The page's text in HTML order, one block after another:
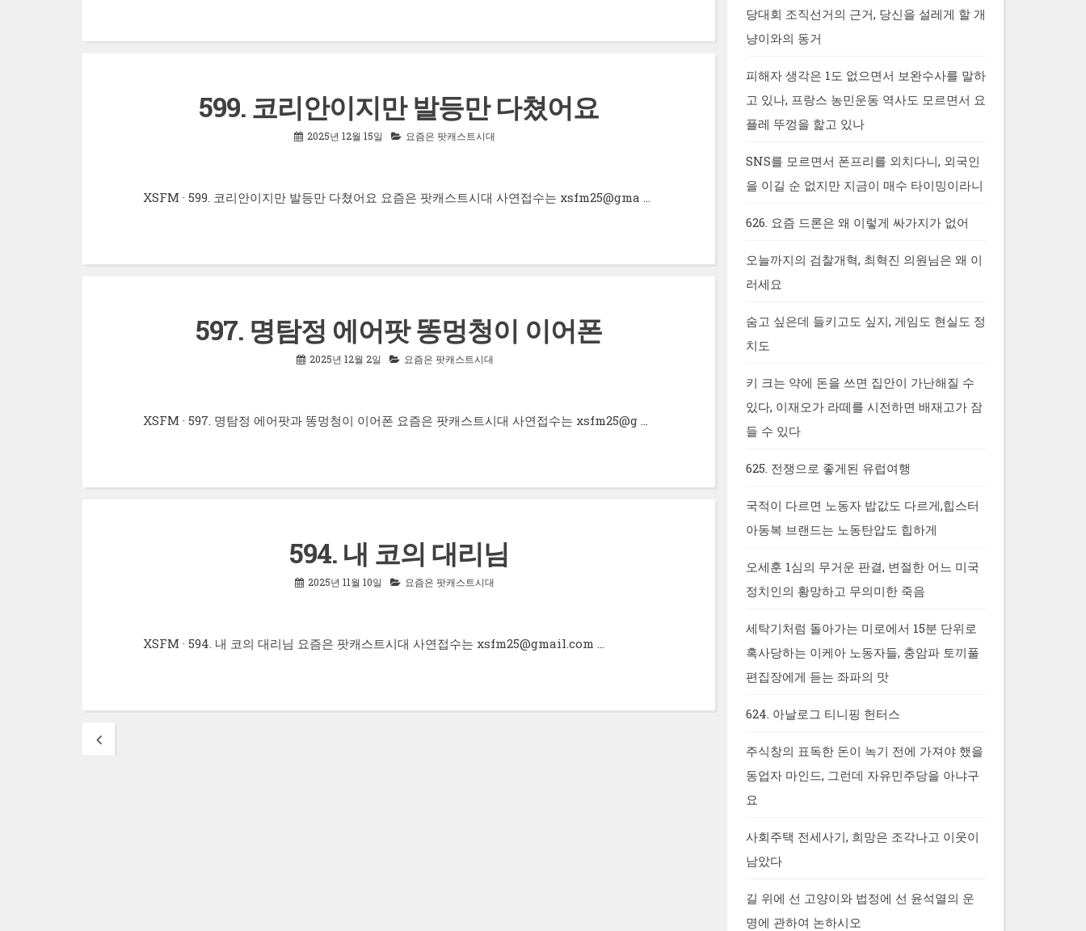
599. 코리안이지만 발등만 다쳤어요
2025년 12월 15일 요즘은 팟캐스트시대
XSFM · 599. 코리안이지만 발등만 다쳤어요 요즘은 팟캐스트시대 사연접수는 xsfm25@gma …
597. 명탐정 에어팟 똥멍청이 이어폰
2025년 12월 2일 요즘은 팟캐스트시대
XSFM · 597. 명탐정 에어팟과 똥멍청이 이어폰 요즘은 팟캐스트시대 사연접수는 xsfm25@g …
594. 내 코의 대리님
2025년 11월 10일 요즘은 팟캐스트시대
XSFM · 594. 내 코의 대리님 요즘은 팟캐스트시대 사연접수는 xsfm25@gmail.com …
Posts
당대회 조직선거의 근거, 당신을 설레게 할 개
냥이와의 동거
피해자 생각은 1도 없으면서 보완수사를 말하
고 있나, 프랑스 농민운동 역사도 모르면서 요
플레 뚜껑을 핥고 있나
SNS를 모르면서 폰프리를 외치다니, 외국인
을 이길 순 없지만 지금이 매수 타이밍이라니
626. 요즘 드론은 왜 이렇게 싸가지가 없어
오늘까지의 검찰개혁, 최혁진 의원님은 왜 이
러세요
숨고 싶은데 들키고도 싶지, 게임도 현실도 정
치도
키 크는 약에 돈을 쓰면 집안이 가난해질 수
있다, 이재오가 라떼를 시전하면 배재고가 잠
들 수 있다
625. 전쟁으로 좋게된 유럽여행
국적이 다르면 노동자 밥값도 다르게,힙스터
아동복 브랜드는 노동탄압도 힙하게
오세훈 1심의 무거운 판결, 변절한 어느 미국
정치인의 황망하고 무의미한 죽음
세탁기처럼 돌아가는 미로에서 15분 단위로
혹사당하는 이케아 노동자들, 충암파 토끼풀
편집장에게 듣는 좌파의 맛
624. 아날로그 티니핑 헌터스
주식창의 표독한 돈이 녹기 전에 가져야 했을
동업자 마인드, 그런데 자유민주당을 아냐구
요
사회주택 전세사기, 희망은 조각나고 이웃이
남았다
길 위에 선 고양이와 법정에 선 윤석열의 운
명에 관하여 논하시오